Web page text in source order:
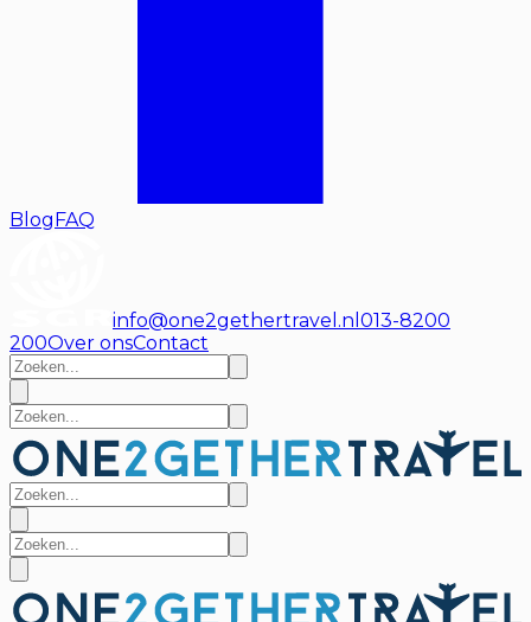
BlogFAQ
info@one2gethertravel.nl 013-8200
200Over onsContact